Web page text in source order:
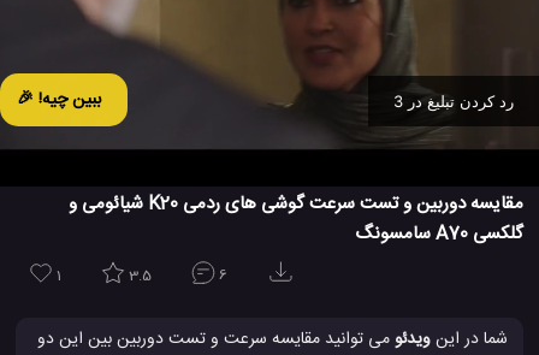
ببین چیه! 🎉 رد کردن تبلیغ در 2
مقایسه دوربین و تست سرعت گوشی های ردمی K20 شیائومی و
گلکسی A70 سامسونگ
1 3.5 6
شما در اینویدئومی توانید مقایسه سرعت و تست دوربین بین این دو